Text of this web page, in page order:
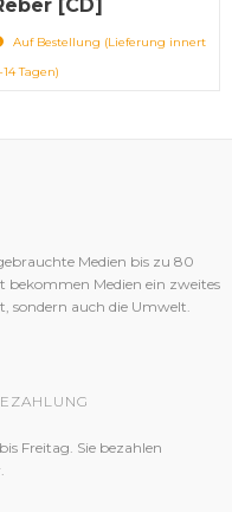
[CD]
Auf Bestellung (Lieferung innert
14 Tagen)
Medien bis zu 80
bekommen Medien ein zweites
sondern auch die Umwelt.
Freitag. Sie bezahlen